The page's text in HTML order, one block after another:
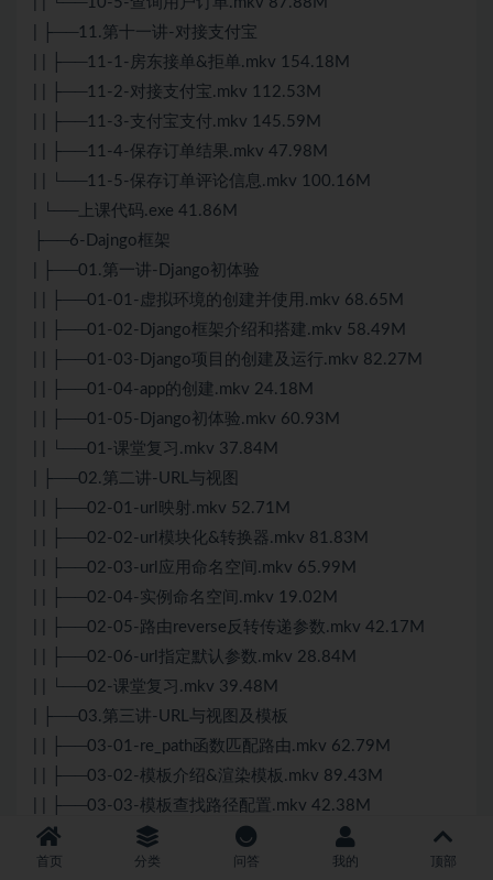
| ├──11.第十一讲-对接支付宝
| | ├──11-1-房东接单&拒单.mkv 154.18M
| | ├──11-2-对接支付宝.mkv 112.53M
| | ├──11-3-支付宝支付.mkv 145.59M
| | ├──11-4-保存订单结果.mkv 47.98M
| | └──11-5-保存订单评论信息.mkv 100.16M
| └──上课代码.exe 41.86M
├──6-Dajngo框架
| ├──01.第一讲- Django初体验
| | ├──01-01-虚拟环境的创建并使用.mkv 68.65M
| | ├──01-02- Django框架介绍和搭建.mkv 58.49M
| | ├──01-03- Django项目的创建及运行.mkv 82.27M
| | ├──01-04-app的创建.mkv 24.18M
| | ├──01-05-Django初体验.mkv 60.93M
| | └──01-课堂复习.mkv 37.84M
| ├──02.第二讲-URL与视图
| | ├──02-01-url映射.mkv 52.71M
| | ├──02-02-url模块化&转换器.mkv 81.83M
| | ├──02-03-url应用命名空间.mkv 65.99M
| | ├──02-04-实例命名空间.mkv 19.02M
| | ├──02-05-路由reverse反转传递参数.mkv 42.17M
| | ├──02-06-url指定默认参数.mkv 28.84M
| | └──02-课堂复习.mkv 39.48M
| ├──03.第三讲-URL与视图及模板
| | ├──03-01-re_path函数匹配路由.mkv 62.79M
| | ├──03-02-模板介绍&渲染模板.mkv 89.43M
| | ├──03-03-模板查找路径配置.mkv 42.38M
| | ├──03-04-模板变量的语法.mkv 44.50M
| | ├──03-05-常用的模板标签.mkv 55.86M
首页 分类 问答 我的 顶部